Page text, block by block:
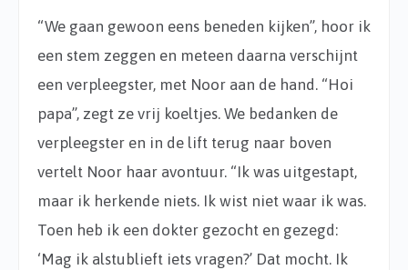
“We gaan gewoon eens beneden kijken”, hoor ik
een stem zeggen en meteen daarna verschijnt
een verpleegster, met Noor aan de hand. “Hoi
papa”, zegt ze vrij koeltjes. We bedanken de
verpleegster en in de lift terug naar boven
vertelt Noor haar avontuur. “Ik was uitgestapt,
maar ik herkende niets. Ik wist niet waar ik was.
Toen heb ik een dokter gezocht en gezegd:
‘Mag ik alstublieft iets vragen?’ Dat mocht. Ik